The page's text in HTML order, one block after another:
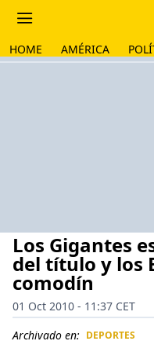
HOME AMÉRICA
Los Gigantes
del título y los
comodín
01 Oct 2010 - 11:37 CET
Archivado en: DEPORTES